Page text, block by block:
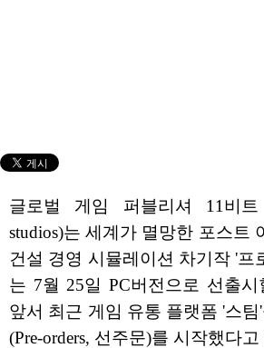
글로벌 게임 퍼블리셔 11비
studios)는 세계가 멸망한 포스트
건설 경영 시뮬레이션 차기작 '프
는 7월 25일 PC버전으로 선출
앞서 최근 게임 유통 플랫폼 '스
(Pre-orders, 선주문)를 시작했다